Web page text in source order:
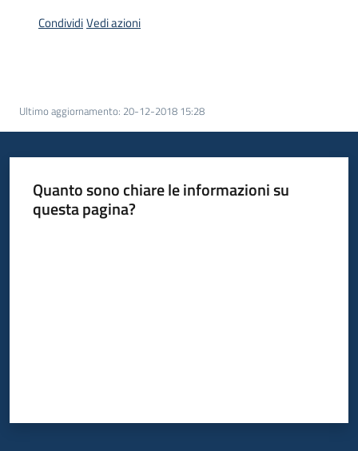
CondividiVedi azioni
Ultimo aggiornamento: 20-12-2018 15:28
Quanto sono chiare le informazioni su
questa pagina?